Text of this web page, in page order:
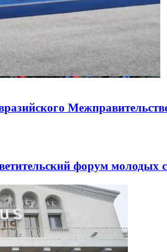
форум молодых